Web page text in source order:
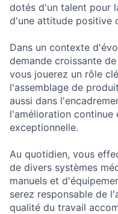
dotés d'un talent pour
d'une attitude positive
Dans un contexte
demande croissante
vous jouerez un rôle
l'assemblage de
aussi dans
l'amélioration continue
exceptionnelle.
Au quotidien, vous
de divers systèmes
manuels et
serez responsable de
qualité du travail